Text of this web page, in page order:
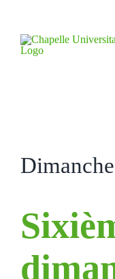
content